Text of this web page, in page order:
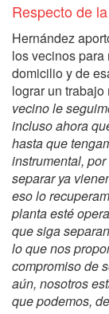
Respecto de
Hernández
los vecinos
domicilio y de
lograr un
vecino le
incluso ahora
hasta que
instrumental,
separar ya
eso lo
planta esté
que siga
lo que nos
compromiso de
aún, nosotros
que podemos,